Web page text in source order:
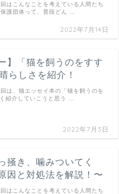
2022年7月14日
はこんなことを考えている人間たち
護団体って、普段どん …
】「猫を飼うのをすす
らしさを紹介！
2022年7月3日
は、猫エッセイ本の「猫を飼うのを
紹介していこうと思う …
掻き、噛みついてく
因と対処法を解説！〜
はこんなことを考えている人間たち